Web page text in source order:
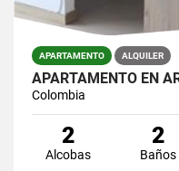
APARTAMENTO ALQUILER
Colombia
2
Alcobas
2
Baños